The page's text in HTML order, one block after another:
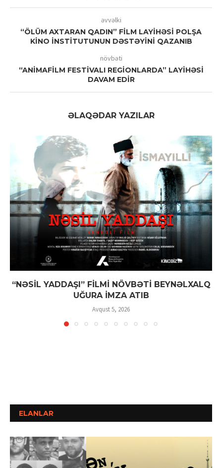
əvvəlki
“ÖLÜM AXTARAN QADIN” FİLM LAYİHƏSİ POLŞA
KİNO İNSTİTUTUNUN DƏSTƏYİNİ QAZANIB
növbəti
“ANİMAFİLM FESTİVALI REGİONLARDA” LAYİHƏSİ
DAVAM EDİR
ƏLAQƏDAR YAZILAR
“NƏSİL YADDAŞI” FİLMİ NÖVBƏTİ BEYNƏLXALQ
UĞURA İMZA ATIB
Avqust 5, 2026
ELANLAR